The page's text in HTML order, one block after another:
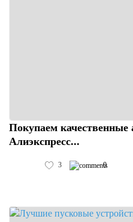
Покупаем качественные
Алиэкспресс...
3 0